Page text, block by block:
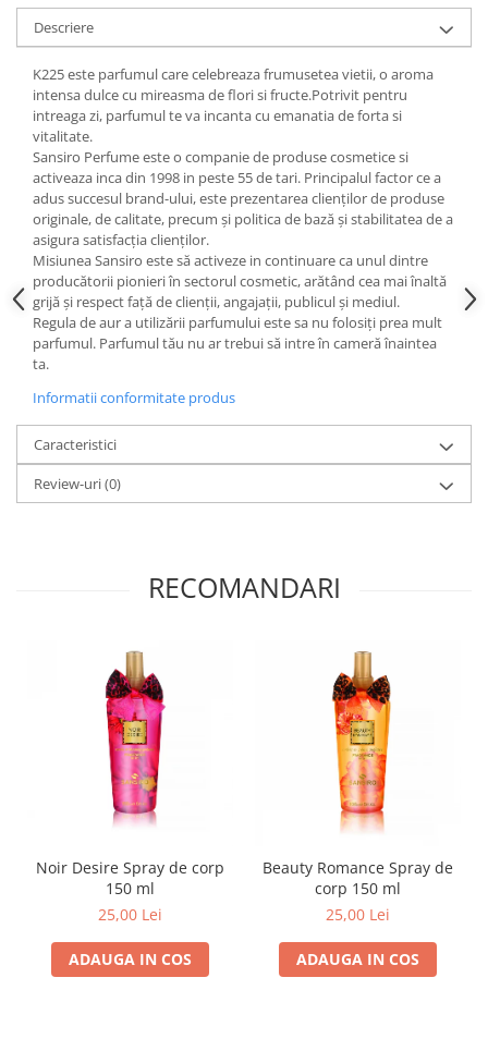
Descriere
K225 este parfumul care celebreaza frumusetea vietii, o aroma
intensa dulce cu mireasma de flori si fructe.Potrivit pentru
intreaga zi, parfumul te va incanta cu emanatia de forta si
vitalitate.
Sansiro Perfume este o companie de produse cosmetice si
activeaza inca din 1998 in peste 55 de tari. Principalul factor ce a
adus succesul brand-ului, este prezentarea clienților de produse
originale, de calitate, precum și politica de bază și stabilitatea de a
asigura satisfacția clienților.
Misiunea Sansiro este să activeze in continuare ca unul dintre
producătorii pionieri în sectorul cosmetic, arătând cea mai înaltă
grijă și respect față de clienții, angajații, publicul și mediul.
Regula de aur a utilizării parfumului este sa nu folosiți prea mult
parfumul. Parfumul tău nu ar trebui să intre în cameră înaintea
ta.
Informatii conformitate produs
Caracteristici
Review-uri(0)
RECOMANDARI
Noir Desire Spray de corp
150 ml
25,00 Lei
ADAUGA IN COS
Beauty Romance Spray de
corp 150 ml
25,00 Lei
ADAUGA IN COS